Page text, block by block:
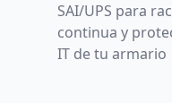
SAI/UPS para
continua y
IT de tu armario